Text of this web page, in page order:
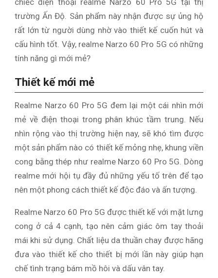
chiếc điện thoại realme Narzo 60 Pro 5G tại thị
trường Ấn Độ. Sản phẩm này nhận được sự ủng hộ
rất lớn từ người dùng nhờ vào thiết kế cuốn hút và
cấu hình tốt. Vậy, realme Narzo 60 Pro 5G có những
tính năng gì mới mẻ?
Thiết kế mới mẻ
Realme Narzo 60 Pro 5G đem lại một cái nhìn mới
mẻ về điện thoại trong phân khúc tầm trung. Nếu
nhìn rộng vào thị trường hiện nay, sẽ khó tìm được
một sản phẩm nào có thiết kế mỏng nhẹ, khung viền
cong bằng thép như realme Narzo 60 Pro 5G. Dòng
realme mới hội tụ đầy đủ những yếu tố trên để tạo
nên một phong cách thiết kế độc đáo và ấn tượng.
Realme Narzo 60 Pro 5G được thiết kế với mặt lưng
cong ở cả 4 cạnh, tạo nên cảm giác ôm tay thoải
mái khi sử dụng. Chất liệu da thuần chay được hãng
đưa vào thiết kế cho thiết bị mới lần này giúp hạn
chế tình trạng bám mồ hôi và dấu vân tay.